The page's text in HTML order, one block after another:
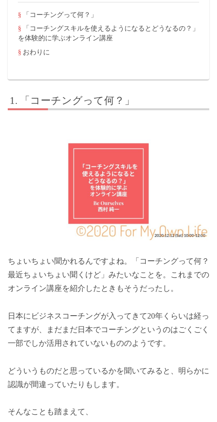
「コーチングって何？」
「コーチングスキルを使えるようになるとどうなるの？」
を体験的に学ぶオンライン講座
おわりに
「コーチングって何？」
ちょいちょい聞かれるんですよね。「コーチングって何？
最近ちょいちょい聞くけど」みたいなことを。これまでの
オンライン講座を紹介したときもそうだったし。
日本にビジネスコーチングが入ってきて20年くらいは経っ
てますが、まだまだ日本でコーチングというのはごくごく
一部でしか活用されていないもののようです。
どういうものだと思っているかを聞いてみると、明らかに
認識が間違っていたりもします。
そんなことも踏まえて、